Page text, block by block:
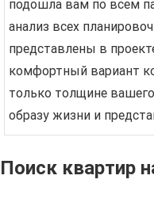
подошла вам по всем
анализ всех
представлены в
комфортный вариант
только толщине
образу жизни и
Поиск квартир